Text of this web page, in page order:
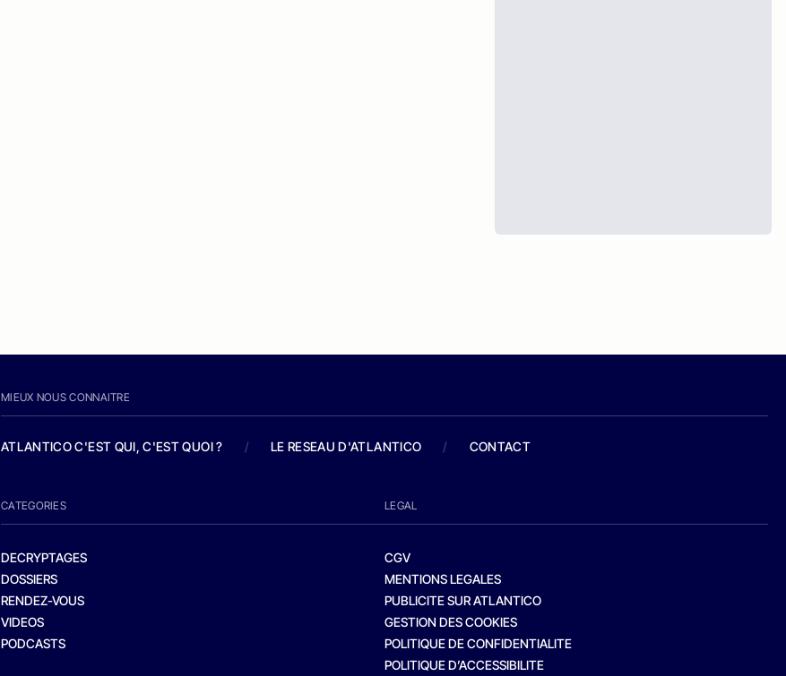
MIEUX NOUS CONNAITRE
ATLANTICO C'EST QUI, C'EST QUOI ? / LE RESEAU D'ATLANTICO / CONTACT
CATEGORIES
DECRYPTAGES
DOSSIERS
RENDEZ-VOUS
VIDEOS
PODCASTS
LEGAL
CGV
MENTIONS LEGALES
PUBLICITE SUR ATLANTICO
GESTION DES COOKIES
POLITIQUE DE CONFIDENTIALITE
POLITIQUE D’ACCESSIBILITE